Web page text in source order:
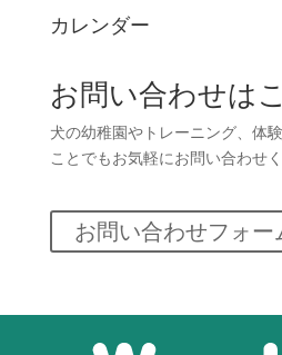
カレンダー
お問い合わせは
犬の幼稚園やトレーニング、体
ことでもお気軽にお問い合わせ
お問い合わせフォー